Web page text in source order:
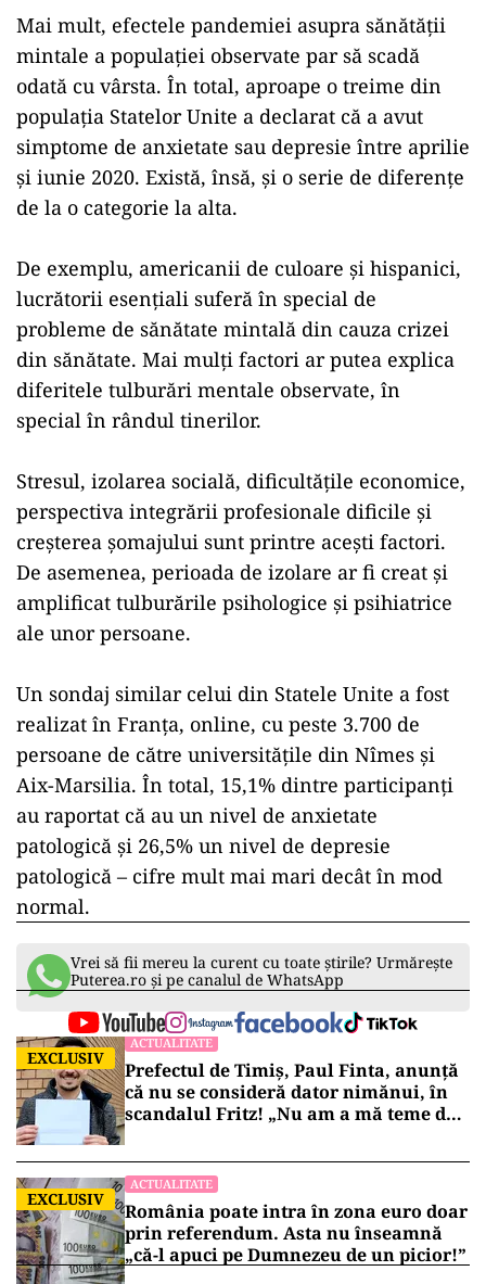
Mai mult, efectele pandemiei asupra sănătăţii
mintale a populaţiei observate par să scadă
odată cu vârsta. În total, aproape o treime din
populaţia Statelor Unite a declarat că a avut
simptome de anxietate sau depresie între aprilie
şi iunie 2020. Există, însă, şi o serie de diferenţe
de la o categorie la alta.
De exemplu, americanii de culoare şi hispanici,
lucrătorii esenţiali suferă în special de
probleme de sănătate mintală din cauza crizei
din sănătate. Mai mulţi factori ar putea explica
diferitele tulburări mentale observate, în
special în rândul tinerilor.
Stresul, izolarea socială, dificultăţile economice,
perspectiva integrării profesionale dificile şi
creşterea şomajului sunt printre aceşti factori.
De asemenea, perioada de izolare ar fi creat şi
amplificat tulburările psihologice şi psihiatrice
ale unor persoane.
Un sondaj similar celui din Statele Unite a fost
realizat în Franţa, online, cu peste 3.700 de
persoane de către universităţile din Nîmes şi
Aix-Marsilia. În total, 15,1% dintre participanţi
au raportat că au un nivel de anxietate
patologică şi 26,5% un nivel de depresie
patologică – cifre mult mai mari decât în mod
normal.
Vrei să fii mereu la curent cu toate știrile? Urmărește
Puterea.ro și pe canalul de WhatsApp
EXCLUSIV
ACTUALITATE
Prefectul de Timiș, Paul Finta, anunță
că nu se consideră dator nimănui, în
scandalul Fritz! „Nu am a mă teme de
EXCLUSIV
ACTUALITATE
România poate intra în zona euro doar
prin referendum. Asta nu înseamnă
„că-l apuci pe Dumnezeu de un picior!”